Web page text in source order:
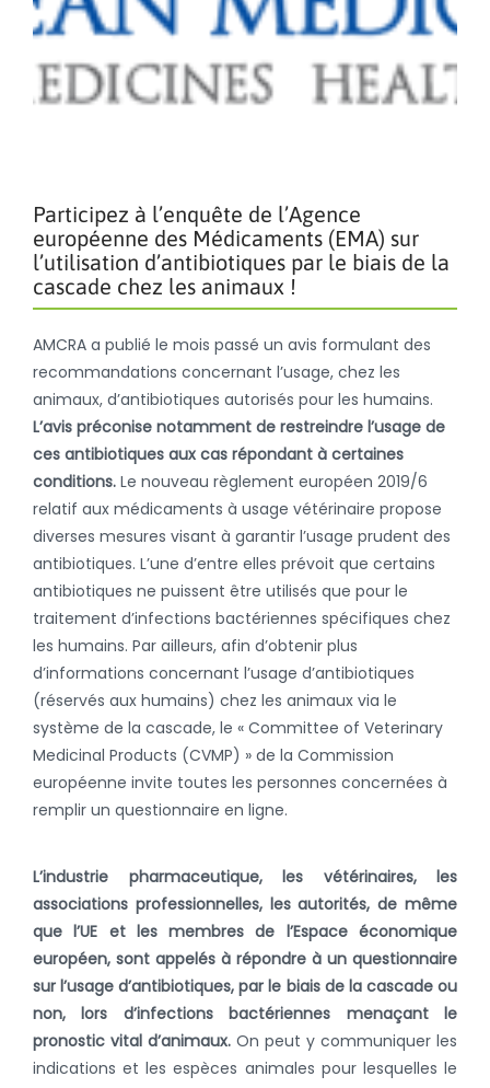
Participez à l’enquête de l’Agence
européenne des Médicaments (EMA) sur
l’utilisation d’antibiotiques par le biais de la
cascade chez les animaux !
AMCRA a publié le mois passé un avis formulant des
recommandations concernant l’usage, chez les
animaux, d’antibiotiques autorisés pour les humains.
L’avis préconise notamment de restreindre l’usage de
ces antibiotiques aux cas répondant à certaines
conditions. Le nouveau règlement européen 2019/6
relatif aux médicaments à usage vétérinaire propose
diverses mesures visant à garantir l’usage prudent des
antibiotiques. L’une d’entre elles prévoit que certains
antibiotiques ne puissent être utilisés que pour le
traitement d’infections bactériennes spécifiques chez
les humains. Par ailleurs, afin d’obtenir plus
d’informations concernant l’usage d’antibiotiques
(réservés aux humains) chez les animaux via le
système de la cascade, le « Committee of Veterinary
Medicinal Products (CVMP) » de la Commission
européenne invite toutes les personnes concernées à
remplir un questionnaire en ligne.
L’industrie pharmaceutique, les vétérinaires, les
associations professionnelles, les autorités, de même
que l’UE et les membres de l’Espace économique
européen, sont appelés à répondre à un questionnaire
sur l’usage d’antibiotiques, par le biais de la cascade ou
non, lors d’infections bactériennes menaçant le
pronostic vital d’animaux. On peut y communiquer les
indications et les espèces animales pour lesquelles le